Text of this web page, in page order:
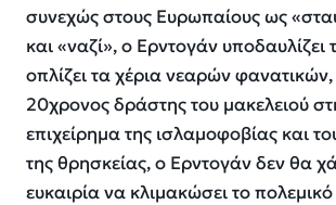
συνεχώς στους Ευρωπαίους ως
και «ναζί», ο Ερντογάν υποδαυλίζει
οπλίζει τα χέρια νεαρών
20χρονος δράστης του μακελειού
επιχείρημα της ισλαμοφοβίας και
της θρησκείας, ο Ερντογάν δεν θα
ευκαιρία να κλιμακώσει το